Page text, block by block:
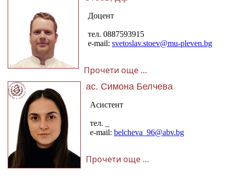
Прочети още …
ас. Симона Белчева
Прочети още …